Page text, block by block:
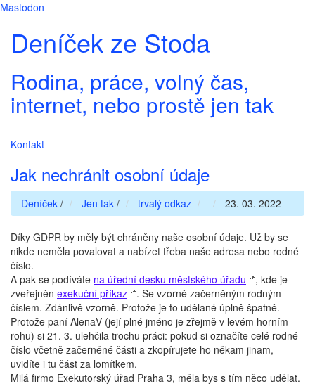
Mastodon
Deníček ze Stoda
Rodina, práce, volný čas,
internet, nebo prostě jen tak
Kontakt
Jak nechránit osobní údaje
Deníček / Jen tak / trvalý odkaz 23. 03. 2022
Díky GDPR by měly být chráněny naše osobní údaje. Už by se
nikde neměla povalovat a nabízet třeba naše adresa nebo rodné
číslo.
A pak se podíváte na úřední desku městského úřadu
, kde je
zveřejněn exekuční příkaz
. Se vzorně začerněným rodným
číslem. Zdánlivě vzorně. Protože je to udělané úplně špatně.
Protože paní AlenaV (její plné jméno je zřejmě v levém horním
rohu) si 21. 3. ulehčila trochu práci: pokud si označíte celé rodné
číslo včetně začerněné části a zkopírujete ho někam jinam,
uvidíte i tu část za lomítkem.
Milá firmo Exekutorský úřad Praha 3, měla bys s tím něco udělat.